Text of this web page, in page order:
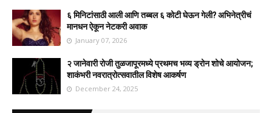
६ मिनिटांसाठी आली आणि तब्बल ६ कोटी घेऊन गेली? अभिनेत्रीचं
मानधन ऐकून नेटकरी अवाक
January 07, 2026
२ जानेवारी रोजी तुळजापूरमध्ये प्रथमच भव्य ड्रोन शोचे आयोजन;
शाकंभरी नवरात्रोत्सवातील विशेष आकर्षण
December 24, 2025